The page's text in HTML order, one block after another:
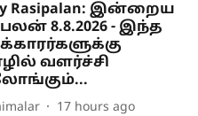
Rasipalan: இன்றைய
8.8.2026 - இந்த
வளர்ச்சி
17 hours ago